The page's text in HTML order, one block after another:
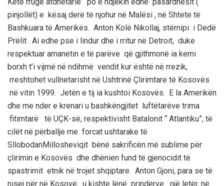
pinjollët) e kësaj derë të njohur në Malësi , në Shtete të
Bashkuara të Amerikës. Anton Kolë Nikollaj, stërnipi i Dedë
Prëlit . Ai edhe pse i lindur dhe i rritur në Detroit, duke
respektuar amanetin e të parëve që gjithmonë ia kemi
borxh t’i vijmë në ndihmë vendit kur është në rrezik,
rreshtohet vullnetarisht në Ushtrinë Çlirimtare të Kosovës
në vitin 1999. Jetën e tij ia kushtoi Kosovës. E la Amerikën
dhe me nder e krenari u bashkëngjitet luftëtarëve trima
fitimtarë të UÇK-së, respektivisht Batalonit “ Atlantiku”, të
cilët në përballje me forcat ushtarake të
SllobodanMillosheviqit bënë sakrificën më sublime për
çlirimin e Kosovës dhe dhënien fund të gjenocidit të
spastrimit etnik në trojet shqiptare. Anton Gjoni, para se të
nisej për në Kosovë, u kishte lënë prindërve një letër, në